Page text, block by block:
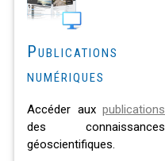
Publications
numériques
Accéder aux publications
des connaissances
géoscientifiques.